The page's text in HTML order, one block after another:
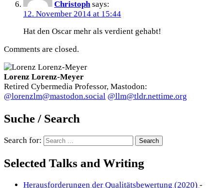
Christoph says:
12. November 2014 at 15:44
Hat den Oscar mehr als verdient gehabt!
Comments are closed.
Lorenz Lorenz-Meyer
Retired Cybermedia Professor, Mastodon:
@lorenzlm@mastodon.social @llm@tldr.nettime.org
Suche / Search
Search for:
Selected Talks and Writing
Herausforderungen der Qualitätsbewertung (2020) -